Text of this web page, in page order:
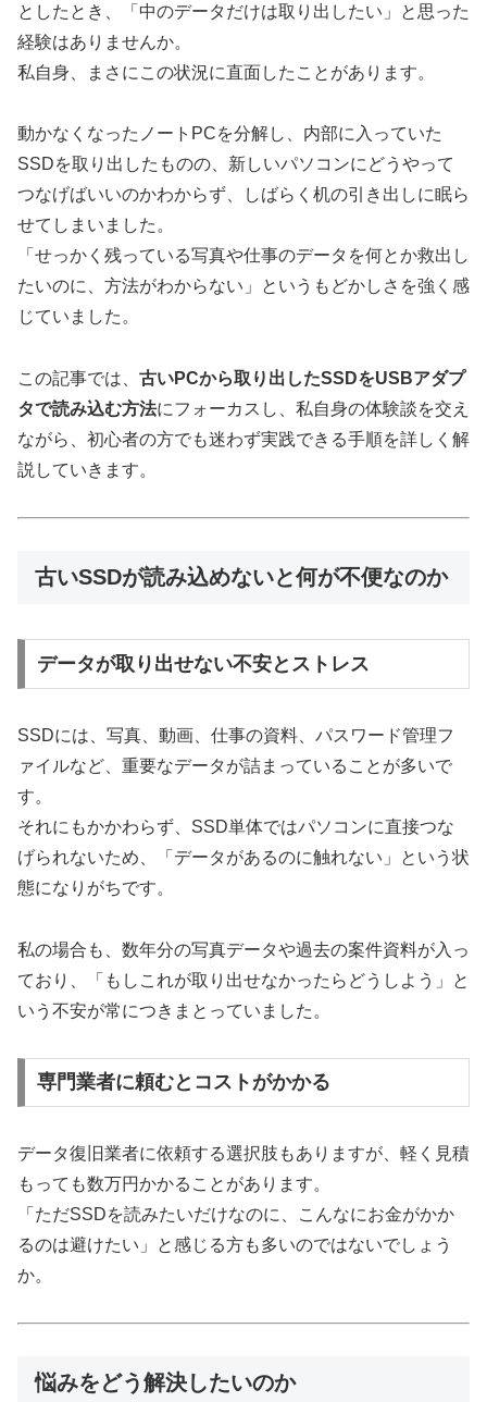
としたとき、「中のデータだけは取り出したい」と思った
経験はありませんか。
私自身、まさにこの状況に直面したことがあります。
動かなくなったノートPCを分解し、内部に入っていた
SSDを取り出したものの、新しいパソコンにどうやって
つなげばいいのかわからず、しばらく机の引き出しに眠ら
せてしまいました。
「せっかく残っている写真や仕事のデータを何とか救出し
たいのに、方法がわからない」というもどかしさを強く感
じていました。
この記事では、 古いPCから取り出したSSDをUSBアダプ
タで読み込む方法にフォーカスし、私自身の体験談を交え
ながら、初心者の方でも迷わず実践できる手順を詳しく解
説していきます。
古いSSDが読み込めないと何が不便なのか
データが取り出せない不安とストレス
SSDには、写真、動画、仕事の資料、パスワード管理フ
ァイルなど、重要なデータが詰まっていることが多いで
す。
それにもかかわらず、SSD単体ではパソコンに直接つな
げられないため、「データがあるのに触れない」という状
態になりがちです。
私の場合も、数年分の写真データや過去の案件資料が入っ
ており、「もしこれが取り出せなかったらどうしよう」と
いう不安が常につきまとっていました。
専門業者に頼むとコストがかかる
データ復旧業者に依頼する選択肢もありますが、軽く見積
もっても数万円かかることがあります。
「ただSSDを読みたいだけなのに、こんなにお金がかか
るのは避けたい」と感じる方も多いのではないでしょう
か。
悩みをどう解決したいのか